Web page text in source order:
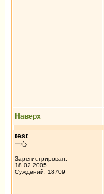
Наверх
test
一心
Зарегистрирован:
18.02.2005
Суждений: 18709